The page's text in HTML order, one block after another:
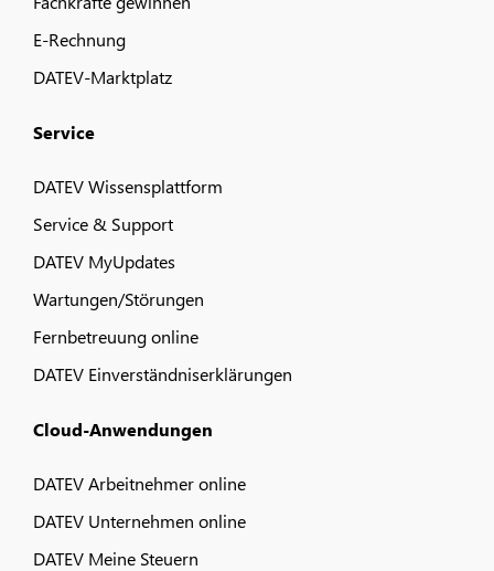
E-Rechnung
DATEV-Marktplatz
Service
DATEV Wissensplattform
Service & Support
DATEV MyUpdates
Wartungen/Störungen
Fernbetreuung online
DATEV Einverständniserklärungen
Cloud-Anwendungen
DATEV Arbeitnehmer online
DATEV Unternehmen online
DATEV Meine Steuern